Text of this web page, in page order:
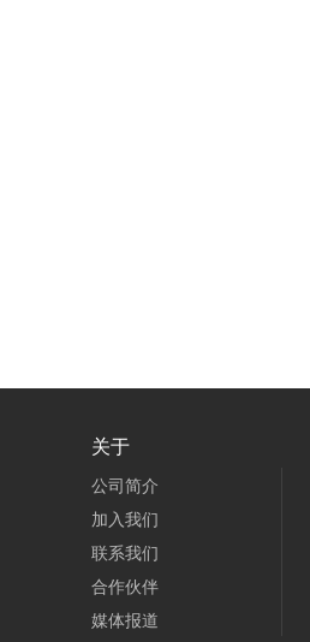
关于
公司简介
加入我们
联系我们
合作伙伴
媒体报道